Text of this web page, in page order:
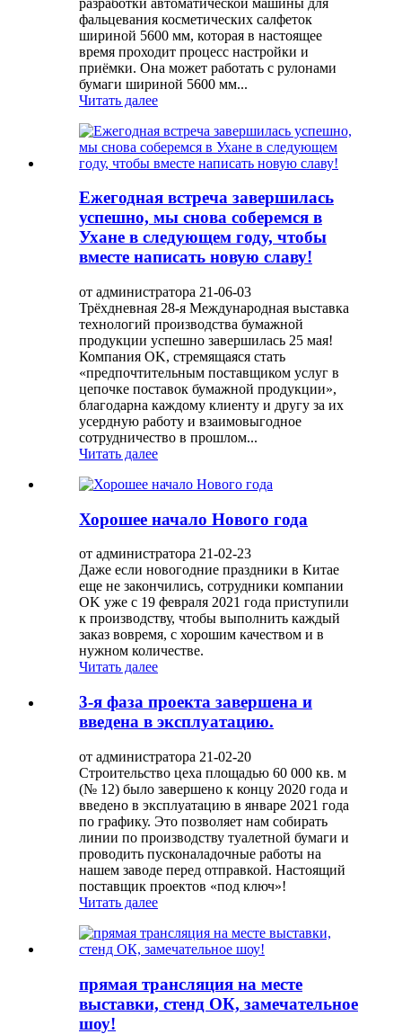
фальцевания косметических салфеток
шириной 5600 мм, которая в настоящее
время проходит процесс настройки и
приёмки. Она может работать с рулонами
бумаги шириной 5600 мм...
Читать далее
Ежегодная встреча завершилась
успешно, мы снова соберемся в
Ухане в следующем году, чтобы
вместе написать новую славу!
от администратора 21-06-03
Трёхдневная 28-я Международная выставка
технологий производства бумажной
продукции успешно завершилась 25 мая!
Компания OK, стремящаяся стать
«предпочтительным поставщиком услуг в
цепочке поставок бумажной продукции»,
благодарна каждому клиенту и другу за их
усердную работу и взаимовыгодное
сотрудничество в прошлом...
Читать далее
Хорошее начало Нового года
от администратора 21-02-23
Даже если новогодние праздники в Китае
еще не закончились, сотрудники компании
OK уже с 19 февраля 2021 года приступили
к производству, чтобы выполнить каждый
заказ вовремя, с хорошим качеством и в
нужном количестве.
Читать далее
3-я фаза проекта завершена и
введена в эксплуатацию.
от администратора 21-02-20
Строительство цеха площадью 60 000 кв. м
(№ 12) было завершено к концу 2020 года и
введено в эксплуатацию в январе 2021 года
по графику. Это позволяет нам собирать
линии по производству туалетной бумаги и
проводить пусконаладочные работы на
нашем заводе перед отправкой. Настоящий
поставщик проектов «под ключ»!
Читать далее
прямая трансляция на месте
выставки, стенд ОК, замечательное
шоу!